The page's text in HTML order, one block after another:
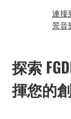
連接
景音
探索
揮您的